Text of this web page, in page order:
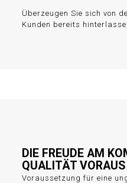
Überzeugen Sie sich von
Kunden bereits
DIE FREUDE AM
QUALITÄT VORAUS
Voraussetzung für eine